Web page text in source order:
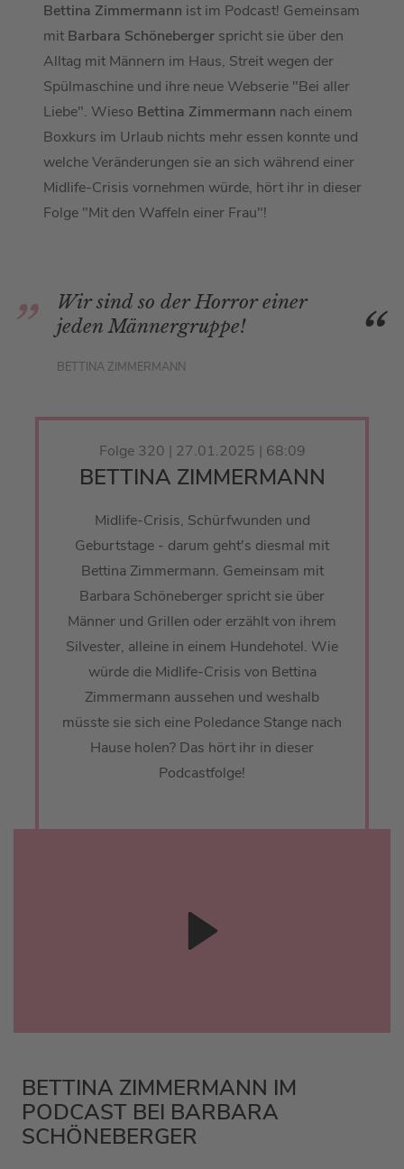
Bettina Zimmermann ist im Podcast! Gemeinsam
mit Barbara Schöneberger spricht sie über den
Alltag mit Männern im Haus, Streit wegen der
Spülmaschine und ihre neue Webserie "Bei aller
Liebe". Wieso Bettina Zimmermann nach einem
Boxkurs im Urlaub nichts mehr essen konnte und
welche Veränderungen sie an sich während einer
Midlife-Crisis vornehmen würde, hört ihr in dieser
Folge "Mit den Waffeln einer Frau"!
Wir sind so der Horror einer
jeden Männergruppe!
BETTINA ZIMMERMANN
Folge 320 | 27.01.2025 | 68:09
BETTINA ZIMMERMANN
Midlife-Crisis, Schürfwunden und
Geburtstage - darum geht's diesmal mit
Bettina Zimmermann. Gemeinsam mit
Barbara Schöneberger spricht sie über
Männer und Grillen oder erzählt von ihrem
Silvester, alleine in einem Hundehotel. Wie
würde die Midlife-Crisis von Bettina
Zimmermann aussehen und weshalb
müsste sie sich eine Poledance Stange nach
Hause holen? Das hört ihr in dieser
Podcastfolge!
BETTINA ZIMMERMANN IM
PODCAST BEI BARBARA
SCHÖNEBERGER